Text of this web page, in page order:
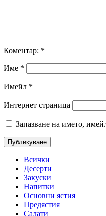
Коментар: *
Име *
Имейл *
Интернет страница
Запазване на името,
Всички
Десерти
Закуски
Напитки
Основни ястия
Предястия
Салати